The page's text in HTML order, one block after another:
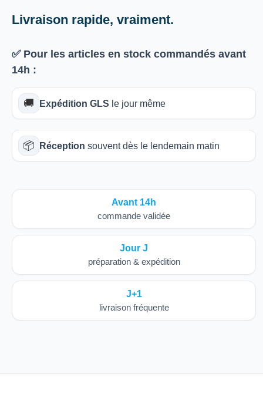
Livraison rapide, vraiment.
✅ Pour les articles en stock commandés avant
14h :
🚚 Expédition GLS le jour même
📦 Réception souvent dès le lendemain matin
Avant 14h
commande validée
Jour J
préparation & expédition
J+1
livraison fréquente